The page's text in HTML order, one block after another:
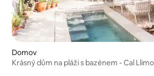
Domov
Krásný dům na pláži s bazénem - Cal